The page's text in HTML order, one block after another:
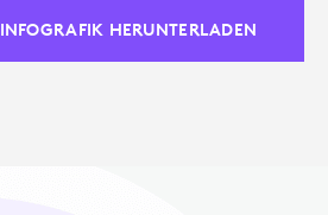
INFOGRAFIK HERUNTERLADEN